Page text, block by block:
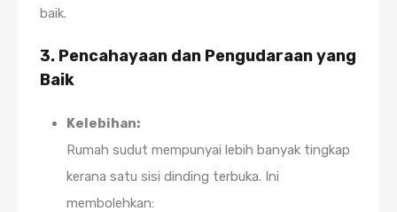
baik.
3. Pencahayaan dan Pengudaraan yang
Baik
Kelebihan:
Rumah sudut mempunyai lebih banyak tingkap
kerana satu sisi dinding terbuka. Ini
membolehkan: